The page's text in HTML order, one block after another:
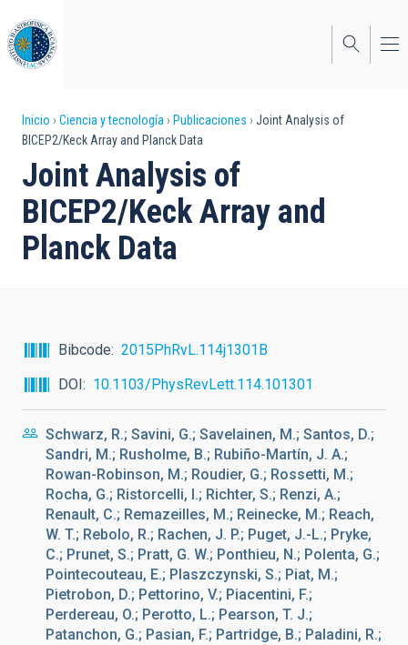
al
contenido
principal
Sobrescribir
enlaces
de
ayuda
a
Inicio Ciencia y tecnología Publicaciones
Joint Analysis of
BICEP2/Keck Array and Planck Data
Joint Analysis of
BICEP2/Keck Array and
Planck Data
Bibcode
2015PhRvL.114j1301B
DOI
10.1103/PhysRevLett.114.101301
Schwarz, R.; Savini, G.; Savelainen, M.; Santos, D.;
Sandri, M.; Rusholme, B.; Rubiño-Martín, J. A.;
Rowan-Robinson, M.; Roudier, G.; Rossetti, M.;
Rocha, G.; Ristorcelli, I.; Richter, S.; Renzi, A.;
Renault, C.; Remazeilles, M.; Reinecke, M.; Reach,
W. T.; Rebolo, R.; Rachen, J. P.; Puget, J.-L.; Pryke,
C.; Prunet, S.; Pratt, G. W.; Ponthieu, N.; Polenta, G.;
Pointecouteau, E.; Plaszczynski, S.; Piat, M.;
Pietrobon, D.; Pettorino, V.; Piacentini, F.;
Perdereau, O.; Perotto, L.; Pearson, T. J.;
Patanchon, G.; Pasian, F.; Partridge, B.; Paladini, R.;